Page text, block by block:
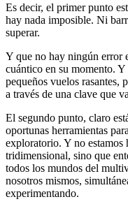
Es decir, el primer punto
hay nada imposible. Ni
superar.
Y que no hay ningún error
cuántico en su momento. Y
pequeños vuelos rasantes,
a través de una clave que
El segundo punto, claro
oportunas herramientas
exploratorio. Y no
tridimensional, sino que
todos los mundos del
nosotros mismos,
experimentando.